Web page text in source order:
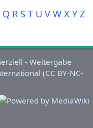
Q R S T U V W X Y Z